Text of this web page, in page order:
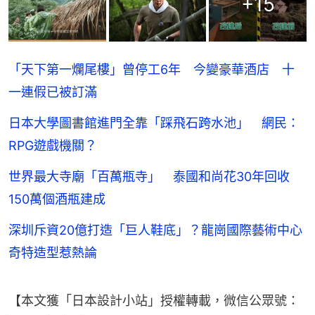
「天下第一爛尾樓」曾停工6年 今變豪華酒店 十
一連假已被訂滿
日本大學圖書館進門全靠「踩飛石跨水池」 網民：
RPG遊戲機關？
世界最大寺廟「百萬瓶寺」 泰國和尚花30年回收
150萬個酒瓶建成
深圳斥資20億打造「巨人鞋底」？龍崗國際藝術中心
奇特造型惹熱論
【本文獲「日本設計小站」授權轉載，微信公眾號：